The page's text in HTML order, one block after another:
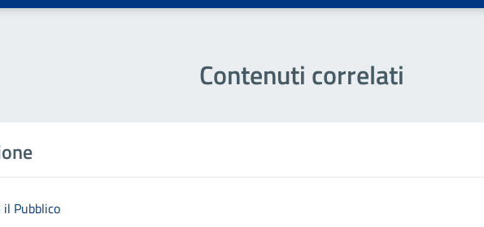
Contenuti correlati
il Pubblico